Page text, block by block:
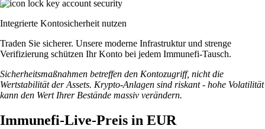
Integrierte Kontosicherheit nutzen
Traden Sie sicherer. Unsere moderne Infrastruktur und strenge
Verifizierung schützen Ihr Konto bei jedem Immunefi-Tausch.
Sicherheitsmaßnahmen betreffen den Kontozugriff, nicht die
Wertstabilität der Assets. Krypto-Anlagen sind riskant - hohe Volatilität
kann den Wert Ihrer Bestände massiv verändern.
Immunefi-Live-Preis in EUR